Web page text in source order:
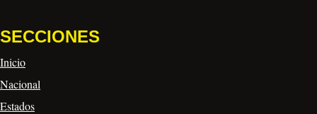
SECCIONES
Inicio
Nacional
Estados